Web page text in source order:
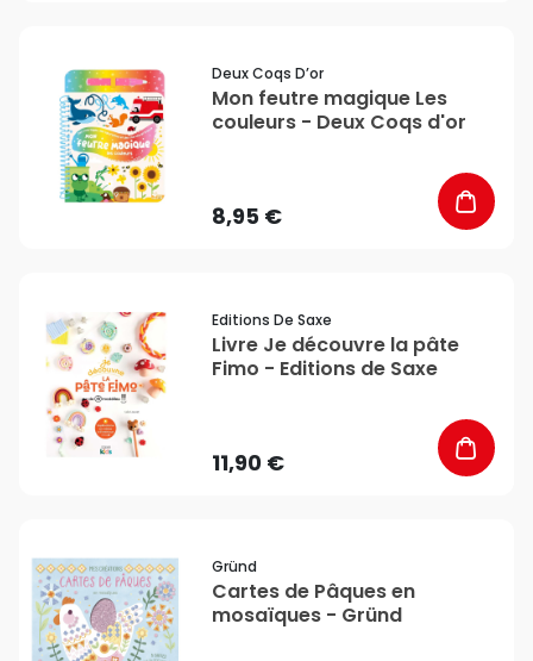
Deux Coqs D’or
Mon feutre magique Les
couleurs - Deux Coqs d'or
8,95 €
Editions De Saxe
Livre Je découvre la pâte
Fimo - Editions de Saxe
11,90 €
Gründ
Cartes de Pâques en
mosaïques - Gründ